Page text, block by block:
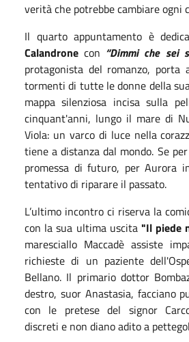
verità che potrebbe cambiare ogni
Il quarto appuntamento è
Calandrone con “Dimmi che sei
protagonista del romanzo, porta
tormenti di tutte le donne della
mappa silenziosa incisa sulla
cinquant'anni, lungo il mare di
Viola: un varco di luce nella
tiene a distanza dal mondo. Se
promessa di futuro, per Aurora
tentativo di riparare il passato.
L’ultimo incontro ci riserva la
con la sua ultima uscita "Il piede
maresciallo Maccadè assiste
richieste di un paziente
Bellano. Il primario dottor
destro, suor Anastasia, facciano
con le pretese del signor
discreti e non diano adito a